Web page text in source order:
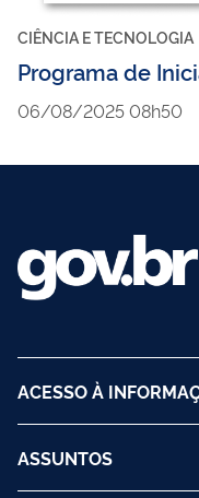
CIÊNCIA E TECNOLOGIA
Programa de
06/08/2025 08h50
ACESSO À
ASSUNTOS